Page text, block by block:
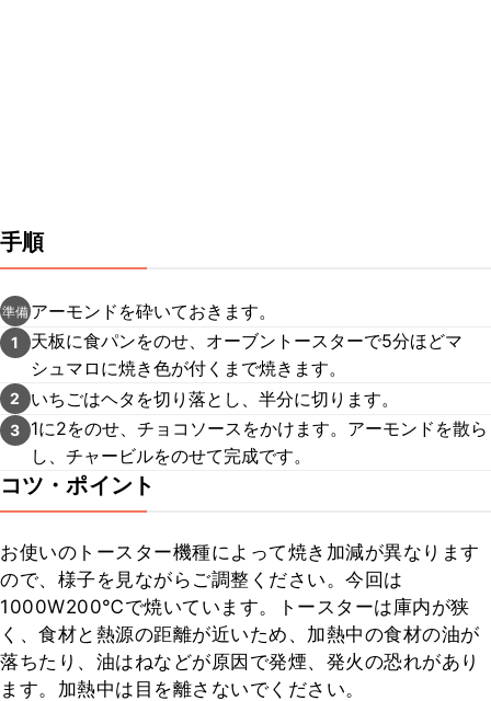
手順
準備 アーモンドを砕いておきます。
1
天板に食パンをのせ、オーブントースターで5分ほどマ
シュマロに焼き色が付くまで焼きます。
2 いちごはヘタを切り落とし、半分に切ります。
3
1に2をのせ、チョコソースをかけます。アーモンドを散ら
し、チャービルをのせて完成です。
コツ・ポイント
お使いのトースター機種によって焼き加減が異なります
ので、様子を見ながらご調整ください。今回は
1000W200℃で焼いています。トースターは庫内が狭
く、食材と熱源の距離が近いため、加熱中の食材の油が
落ちたり、油はねなどが原因で発煙、発火の恐れがあり
ます。加熱中は目を離さないでください。